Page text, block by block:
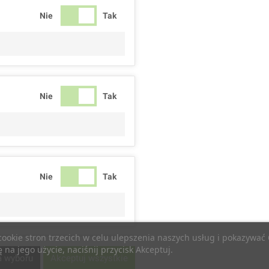
stron trzecich w celu ulepszenia naszych usług i
jego użycie, naciśnij przycisk Akceptuj.
Nie Tak
Nie Tak
Nie Tak
Nie Tak
wyboru Akceptuj wszystkie